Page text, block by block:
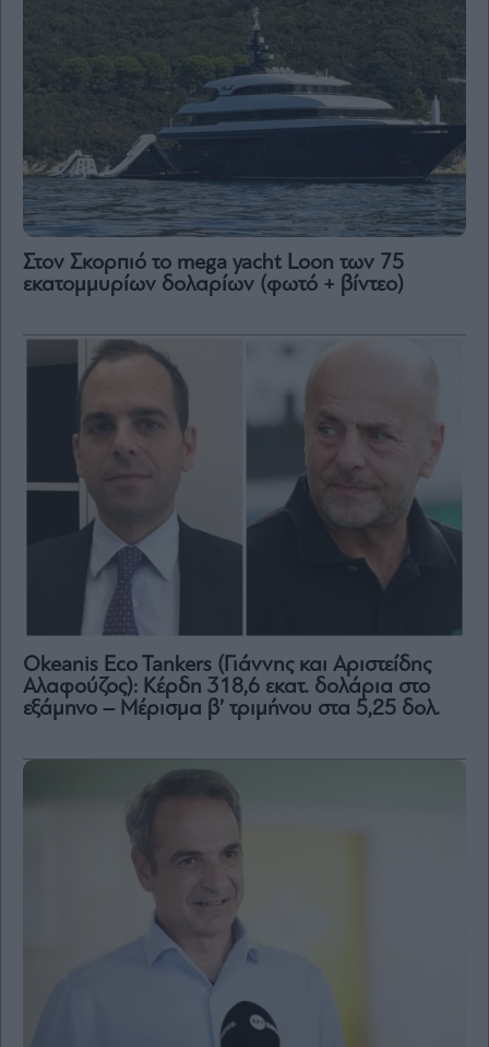
Στον Σκορπιό το mega yacht Loon των 75
εκατομμυρίων δολαρίων (φωτό + βίντεο)
Okeanis Eco Tankers (Γιάννης και Αριστείδης
Αλαφούζος): Κέρδη 318,6 εκατ. δολάρια στο
εξάμηνο – Μέρισμα β’ τριμήνου στα 5,25 δολ.